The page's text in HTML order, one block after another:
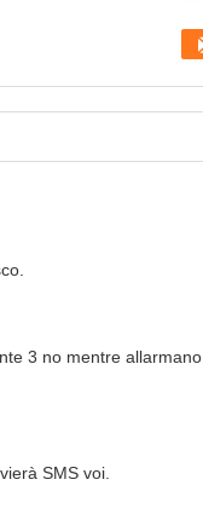
3 no mentre allarmano
SMS voi.